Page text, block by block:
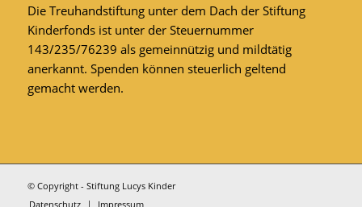
Die Treuhandstiftung unter dem Dach der Stiftung
Kinderfonds ist unter der Steuernummer
143/235/76239 als gemeinnützig und mildtätig
anerkannt. Spenden können steuerlich geltend
gemacht werden.
© Copyright - Stiftung Lucys Kinder
Datenschutz
Impressum